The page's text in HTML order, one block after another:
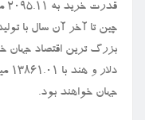
جهان خواهند بود.